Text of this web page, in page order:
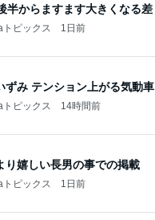
半からますます大きくなる差
ピックス 1日前
ずみ テンション上がる気動車
ピックス 14時間前
り嬉しい長男の事での掲載
ピックス 1日前